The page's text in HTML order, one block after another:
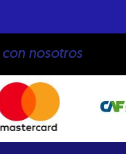
con nosotros